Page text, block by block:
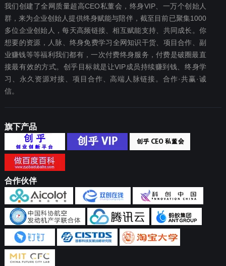
我们创建了全网质量超高CEO私董会，终身VIP、一万个创始人
群，来为企业创始人提供终身赋能与陪伴，截至目前已聚集1000
多位企业创始人，每天高频链接、相互赋能支持、共同成长。你
想要‬的资源，人脉、终身免费学习全网知识干货、项目合作、副
业赚钱等等福利我们都‬有，一次付费终‬身服务，付费是破圈最‬直
接最有效‬的方式。创乎目标就是让VIP成员持续赚到钱、终身学
习、永久资源对接、项目合作、高端人脉链接。合作·共赢·诚
信。
旗下产品
合作伙伴